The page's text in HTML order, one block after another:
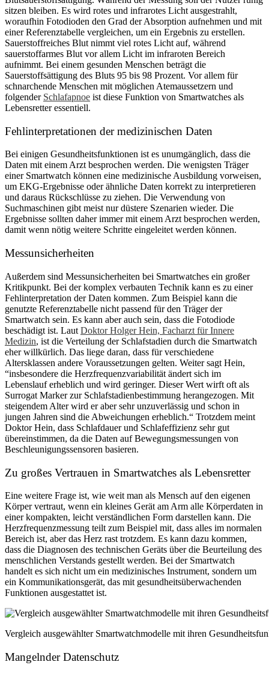
sitzen bleiben. Es wird rotes und infrarotes Licht ausgestrahlt,
woraufhin Fotodioden den Grad der Absorption aufnehmen und mit
einer Referenztabelle vergleichen, um ein Ergebnis zu erstellen.
Sauerstoffreiches Blut nimmt viel rotes Licht auf, während
sauerstoffarmes Blut vor allem Licht im infraroten Bereich
aufnimmt. Bei einem gesunden Menschen beträgt die
Sauerstoffsättigung des Bluts 95 bis 98 Prozent. Vor allem für
schnarchende Menschen mit möglichen Atemaussetzern und
folgender Schlafapnoe ist diese Funktion von Smartwatches als
Lebensretter essentiell.
Fehlinterpretationen der medizinischen Daten
Bei einigen Gesundheitsfunktionen ist es unumgänglich, dass die
Daten mit einem Arzt besprochen werden. Die wenigsten Träger
einer Smartwatch können eine medizinische Ausbildung vorweisen,
um EKG-Ergebnisse oder ähnliche Daten korrekt zu interpretieren
und daraus Rückschlüsse zu ziehen. Die Verwendung von
Suchmaschinen gibt meist nur düstere Szenarien wieder. Die
Ergebnisse sollten daher immer mit einem Arzt besprochen werden,
damit wenn nötig weitere Schritte eingeleitet werden können.
Messunsicherheiten
Außerdem sind Messunsicherheiten bei Smartwatches ein großer
Kritikpunkt. Bei der komplex verbauten Technik kann es zu einer
Fehlinterpretation der Daten kommen. Zum Beispiel kann die
genutzte Referenztabelle nicht passend für den Träger der
Smartwatch sein. Es kann aber auch sein, dass die Fotodiode
beschädigt ist. Laut Doktor Holger Hein, Facharzt für Innere
Medizin, ist die Verteilung der Schlafstadien durch die Smartwatch
eher willkürlich. Das liege daran, dass für verschiedene
Altersklassen andere Voraussetzungen gelten. Weiter sagt Hein,
“insbesondere die Herzfrequenzvariabilität ändert sich im
Lebenslauf erheblich und wird geringer. Dieser Wert wirft oft als
Surrogat Marker zur Schlafstadienbestimmung herangezogen. Mit
steigendem Alter wird er aber sehr unzuverlässig und schon in
jungen Jahren sind die Abweichungen erheblich.“ Trotzdem meint
Doktor Hein, dass Schlafdauer und Schlafeffizienz sehr gut
übereinstimmen, da die Daten auf Bewegungsmessungen von
Beschleunigungssensoren basieren.
Zu großes Vertrauen in Smartwatches als Lebensretter
Eine weitere Frage ist, wie weit man als Mensch auf den eigenen
Körper vertraut, wenn ein kleines Gerät am Arm alle Körperdaten in
einer kompakten, leicht verständlichen Form darstellen kann. Die
Herzfrequenzmessung teilt zum Beispiel mit, dass alles im normalen
Bereich ist, aber das Herz rast trotzdem. Es kann dazu kommen,
dass die Diagnosen des technischen Geräts über die Beurteilung des
menschlichen Verstands gestellt werden. Bei der Smartwatch
handelt es sich nicht um ein medizinisches Instrument, sondern um
ein Kommunikationsgerät, das mit gesundheitsüberwachenden
Funktionen ausgestattet ist.
Vergleich ausgewählter Smartwatchmodelle mit ihren
Mangelnder Datenschutz